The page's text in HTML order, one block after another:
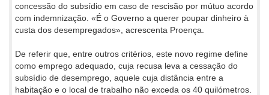
concessão do subsídio em caso de rescisão por mútuo acordo
com indemnização. «É o Governo a querer poupar dinheiro à
custa dos desempregados», acrescenta Proença.
De referir que, entre outros critérios, este novo regime define
como emprego adequado, cuja recusa leva a cessação do
subsídio de desemprego, aquele cuja distância entre a
habitação e o local de trabalho não exceda os 40 quilómetros.